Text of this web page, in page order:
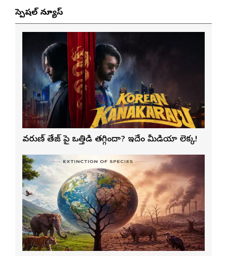
స్పెషల్ న్యూస్
వరుణ్ తేజ్‌ పై ఒత్తిడి తగ్గిందా? ఇదేం మీడియా లెక్క!